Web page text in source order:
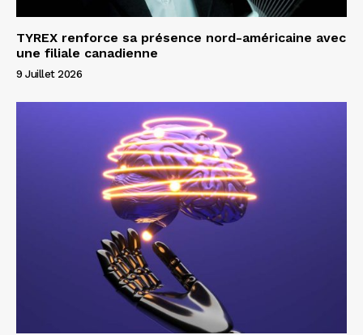
TYREX renforce sa présence nord-américaine avec
une filiale canadienne
9 Juillet 2026